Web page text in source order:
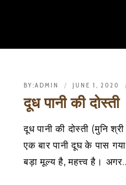
BY:ADMIN JUNE 1, 2020
दूध पानी की दोस्ती
दूध पानी की दोस्ती (मुनि
एक बार पानी दूघ के पास
बड़ा मूल्य है, महत्त्व है।